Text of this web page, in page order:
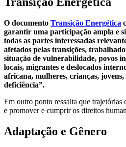
O documento Transição Energética
garantir uma participação ampla e
todas as partes interessadas
afetados pelas transições,
situação de vulnerabilidade, povos
locais, migrantes e deslocados
africana, mulheres, crianças, jovens,
deficiência”.
Em outro ponto ressalta que trajetórias
e promover e cumprir os direitos
Adaptação e Gênero